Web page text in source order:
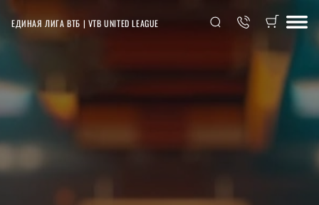
ЕДИНАЯ ЛИГА ВТБ | VTB UNITED LEAGUE